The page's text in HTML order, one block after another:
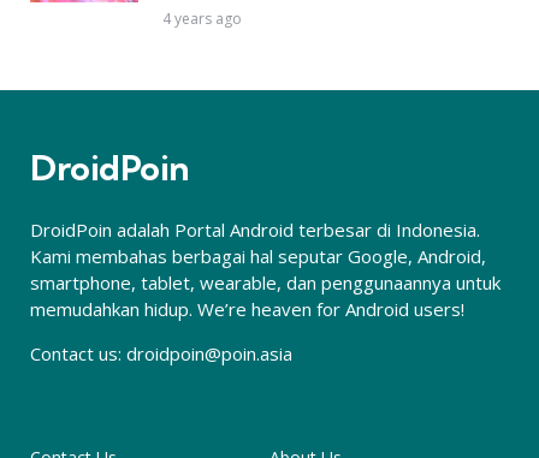
4 years ago
DroidPoin
DroidPoin adalah Portal Android terbesar di Indonesia.
Kami membahas berbagai hal seputar Google, Android,
smartphone, tablet, wearable, dan penggunaannya untuk
memudahkan hidup. We’re heaven for Android users!
Contact us: droidpoin@poin.asia